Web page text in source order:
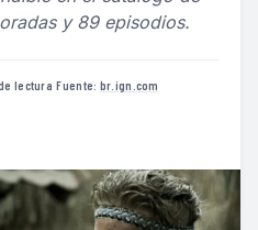
y 89 episodios.
lectura·Fuente: br.ign.com